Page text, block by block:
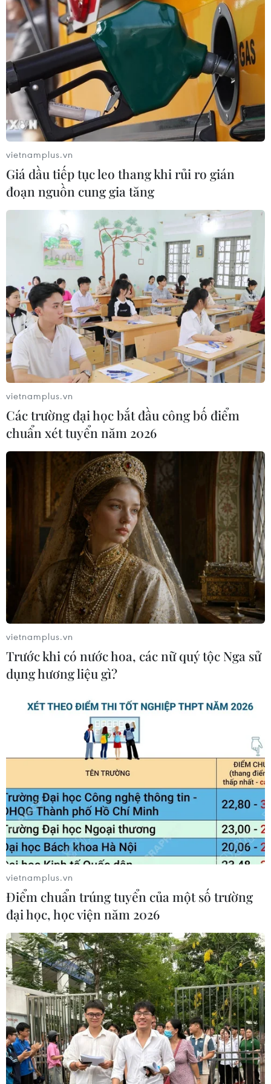
TIN CÙNG CHUYÊN MỤC
Những vết thương không thể lành
10/08/2026 01:27
vietnamplus.vn
Giá dầu tiếp tục leo thang khi rủi ro gián
đoạn nguồn cung gia tăng
vietnamplus.vn
Các trường đại học bắt đầu công bố điểm
chuẩn xét tuyển năm 2026
vietnamplus.vn
Trước khi có nước hoa, các nữ quý tộc Nga sử
dụng hương liệu gì?
vietnamplus.vn
Điểm chuẩn trúng tuyển của một số trường
đại học, học viện năm 2026